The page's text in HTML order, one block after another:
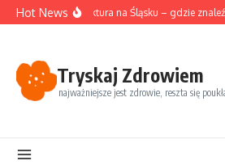
Przejdź do treści
Hot NewsAkupunktura na Śląsku – gdzie
Tryskaj Zdrowiem
najważniejsze jest zdrowie, reszta się